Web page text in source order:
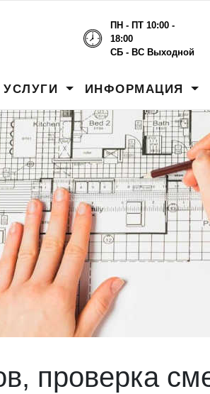
ПН - ПТ 10:00 -
18:00
СБ - ВС Выходной
ИНФОРМАЦИЯ
проверка